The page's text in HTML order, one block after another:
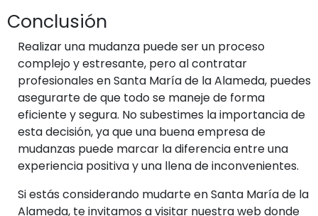
Conclusión
Realizar una mudanza puede ser un proceso
complejo y estresante, pero al contratar
profesionales en Santa María de la Alameda, puedes
asegurarte de que todo se maneje de forma
eficiente y segura. No subestimes la importancia de
esta decisión, ya que una buena empresa de
mudanzas puede marcar la diferencia entre una
experiencia positiva y una llena de inconvenientes.
Si estás considerando mudarte en Santa María de la
Alameda, te invitamos a visitar nuestra web donde